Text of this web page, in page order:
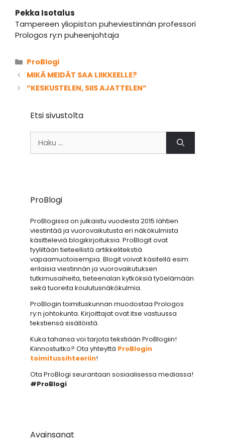
Pekka Isotalus
Tampereen yliopiston puheviestinnän professori
Prologos ry:n puheenjohtaja
Kategoriat
ProBlogi
MIKÄ MEIDÄT SAA LIIKKEELLE?
”KESKUSTELEN, SIIS AJATTELEN”
Etsi sivustolta
ProBlogi
ProBlogissa on julkaistu vuodesta 2015 lähtien
viestintää ja vuorovaikutusta eri näkökulmista
käsitteleviä blogikirjoituksia. ProBlogit ovat
tyyliltään tieteellistä artikkelitekstiä
vapaamuotoisempia. Blogit voivat käsitellä esim.
erilaisia viestinnän ja vuorovaikutuksen
tutkimusaiheita, tieteenalan kytköksiä työelämään
sekä tuoreita koulutusnäkökulmia.
ProBlogin toimituskunnan muodostaa Prologos
ry:n johtokunta. Kirjoittajat ovat itse vastuussa
tekstiensä sisällöistä.
Kuka tahansa voi tarjota tekstiään ProBlogiin!
Kiinnostuitko? Ota yhteyttä ProBlogin
toimitussihteeriin!
Ota ProBlogi seurantaan sosiaalisessa mediassa!
#ProBlogi
Avainsanat